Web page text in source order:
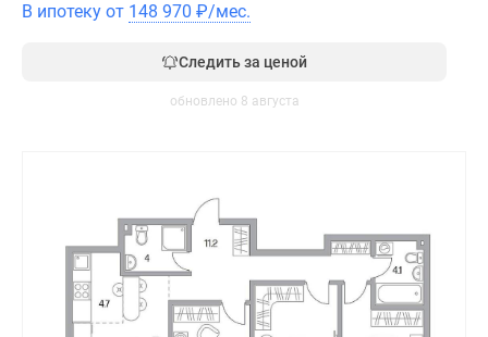
В ипотеку от 148 970 ₽/мес.
Следить за ценой
обновлено 8 августа